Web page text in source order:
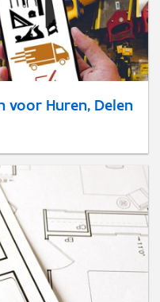
voor Huren, Delen